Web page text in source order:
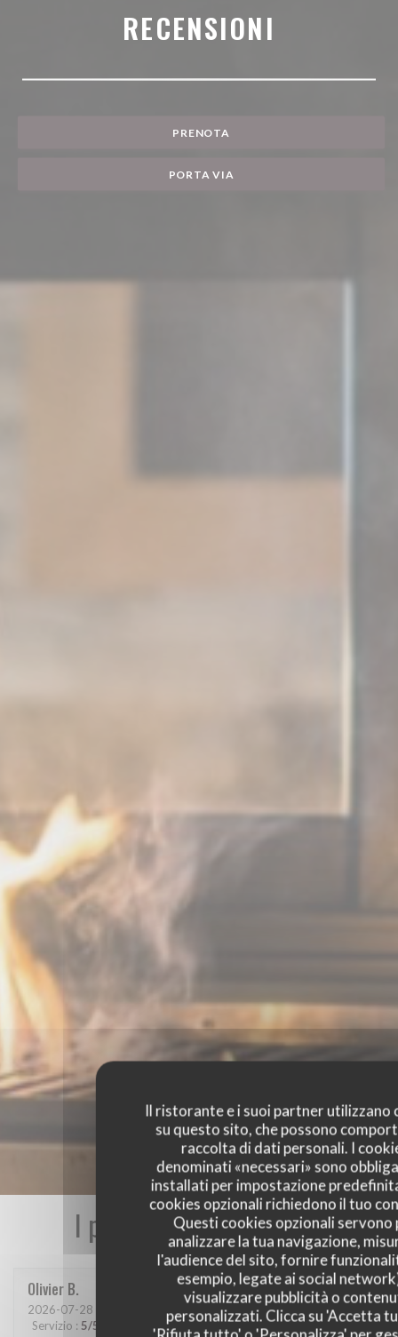
Il ristorante e i suoi partner utilizzano
su questo sito, che possono
raccolta di dati personali. I
denominati «necessari» sono
installati per impostazione
cookies opzionali richiedono il tuo
Questi cookies opzionali servono
analizzare la tua navigazione,
l'audience del sito, fornire
esempio, legate ai social
visualizzare pubblicità o
personalizzati. Clicca su 'Accetta
RECENSIONI
PRENOTA
PORTA VIA
I pareri dei nostri clienti
Olivier B
2026-07-28 - 19:30 - Ospiti 2
Servizio : 5/5 Atmosfera:5/5 Cucina:5/5 Qualità / Prezzo:5/5